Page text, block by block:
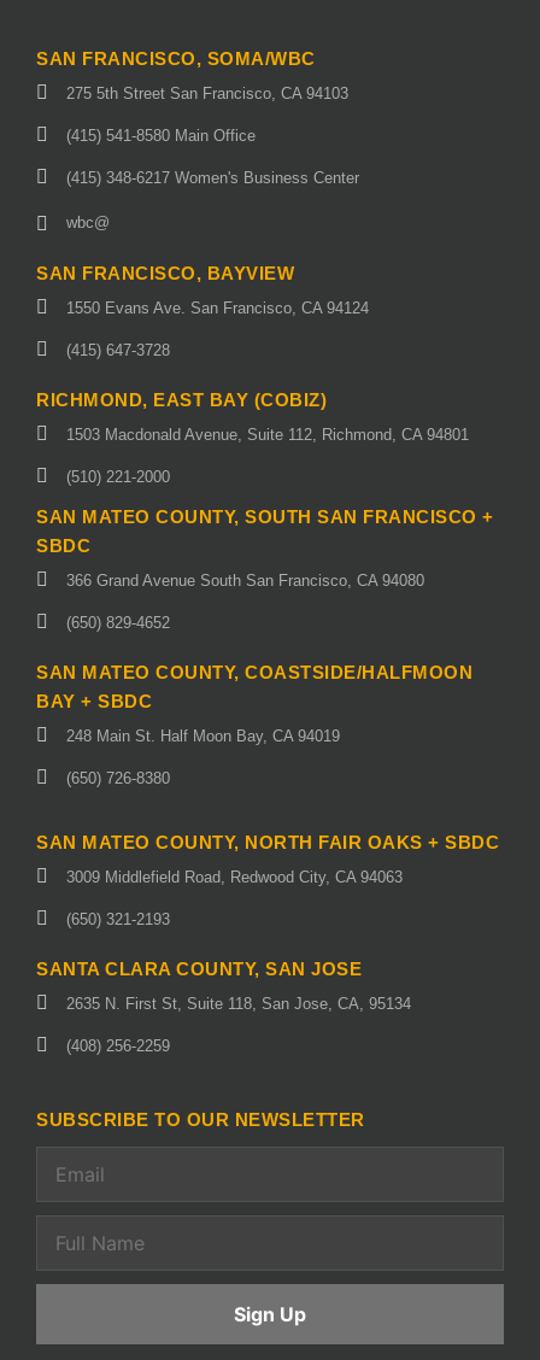
SAN FRANCISCO, SOMA/WBC
275 5th Street San Francisco, CA 94103
(415) 541-8580 Main Office
(415) 348-6217 Women's Business Center
wbc@
SAN FRANCISCO, BAYVIEW
1550 Evans Ave. San Francisco, CA 94124
(415) 647-3728
RICHMOND, EAST BAY (COBIZ)
1503 Macdonald Avenue, Suite 112, Richmond, CA 94801
(510) 221-2000
SAN MATEO COUNTY, SOUTH SAN FRANCISCO +
SBDC
366 Grand Avenue South San Francisco, CA 94080
(650) 829-4652
SAN MATEO COUNTY, COASTSIDE/HALFMOON
BAY + SBDC
248 Main St. Half Moon Bay, CA 94019
(650) 726-8380
SAN MATEO COUNTY, NORTH FAIR OAKS + SBDC
3009 Middlefield Road, Redwood City, CA 94063
(650) 321-2193
SANTA CLARA COUNTY, SAN JOSE
2635 N. First St, Suite 118, San Jose, CA, 95134
(408) 256-2259
SUBSCRIBE TO OUR NEWSLETTER